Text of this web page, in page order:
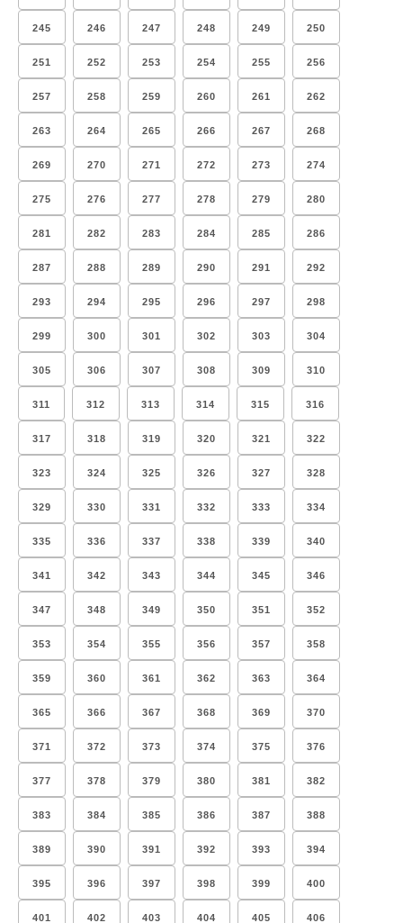
245 246 247 248 249 250
251 252 253 254 255 256
257 258 259 260 261 262
263 264 265 266 267 268
269 270 271 272 273 274
275 276 277 278 279 280
281 282 283 284 285 286
287 288 289 290 291 292
293 294 295 296 297 298
299 300 301 302 303 304
305 306 307 308 309 310
311 312 313 314 315 316
317 318 319 320 321 322
323 324 325 326 327 328
329 330 331 332 333 334
335 336 337 338 339 340
341 342 343 344 345 346
347 348 349 350 351 352
353 354 355 356 357 358
359 360 361 362 363 364
365 366 367 368 369 370
371 372 373 374 375 376
377 378 379 380 381 382
383 384 385 386 387 388
389 390 391 392 393 394
395 396 397 398 399 400
401 402 403 404 405 406